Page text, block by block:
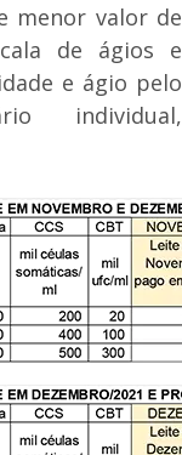
menor valor de
de ágios e
e ágio pelo
individual,